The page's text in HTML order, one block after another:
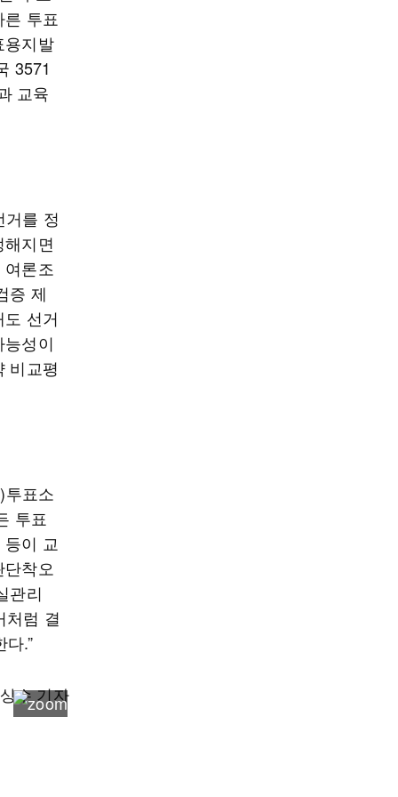
투표
용지발
3571
교육
거를 정
지면
론조
증 제
선거
성이
비교평
투표소
투표
이 교
착오
관리
처럼 결
.”